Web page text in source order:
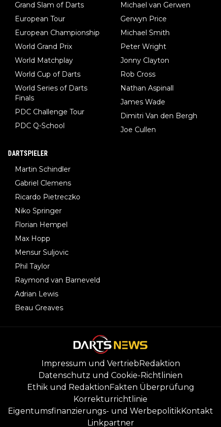
Grand Slam of Darts
European Tour
European Championship
World Grand Prix
World Matchplay
World Cup of Darts
World Series of Darts
Finals
PDC Challenge Tour
PDC Q-School
Michael van Gerwen
Gerwyn Price
Michael Smith
Peter Wright
Jonny Clayton
Rob Cross
Nathan Aspinall
James Wade
Dimitri Van den Bergh
Joe Cullen
DARTSPIELER
Martin Schindler
Gabriel Clemens
Ricardo Pietreczko
Niko Springer
Florian Hempel
Max Hopp
Mensur Suljovic
Phil Taylor
Raymond van Barneveld
Adrian Lewis
Beau Greaves
Impressum und VertriebRedaktion
Datenschutz und Cookie-Richtlinien
Ethik und RedaktionFakten Überprüfung
Korrekturrichtlinie
Eigentumsfinanzierungs- und WerbepolitikKontakt
Linkpartner